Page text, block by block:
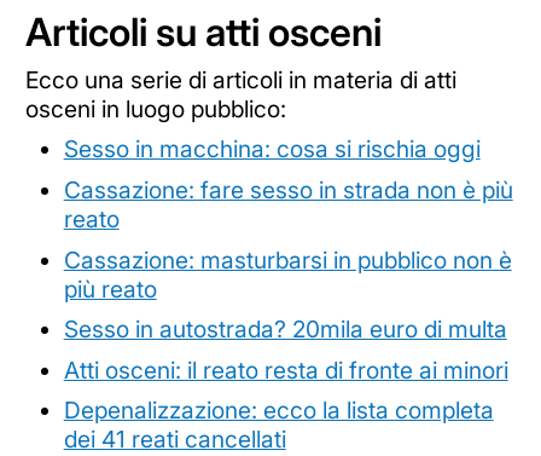
Articoli su atti osceni
Ecco una serie di articoli in materia di atti
osceni in luogo pubblico:
Sesso in macchina: cosa si rischia oggi
Cassazione: fare sesso in strada non è più
reato
Cassazione: masturbarsi in pubblico non è
più reato
Sesso in autostrada? 20mila euro di multa
Atti osceni: il reato resta di fronte ai minori
Depenalizzazione: ecco la lista completa
dei 41 reati cancellati